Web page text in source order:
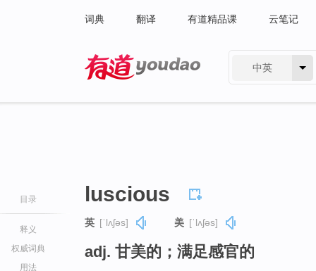
词典 翻译 有道精品课 云笔记
中英
目录
释义
权威词典
用法
luscious
英 [ˈlʌʃəs] 美 [ˈlʌʃəs]
adj. 甘美的；满足感官的